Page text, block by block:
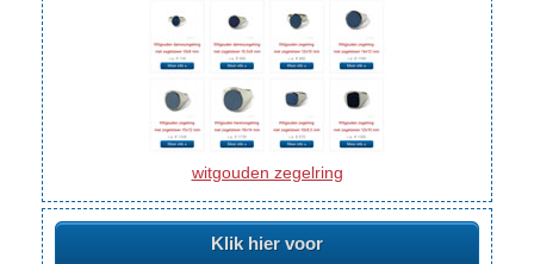
witgouden zegelring
Klik hier voor